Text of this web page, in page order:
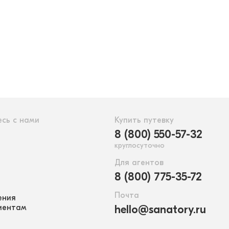
с нами Купить путевку
8 (800) 550-57-32
круглосуточно
Для агентов
8 (800) 775-35-72
Почта
hello@sanatory.ru